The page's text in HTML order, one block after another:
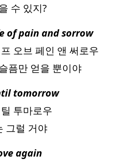
수 있지?
of pain and sorrow
오브 페인 앤 써로우
픔만 얻을 뿐이야
tomorrow
투마로우
그럴 거야
again